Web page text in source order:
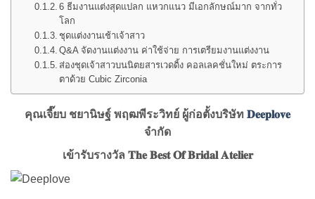
6 ธีมงานแต่งสุดแปลก แหวกแนว มีเอกลักษณ์มาก จากทั่ว
โลก
ชุดแต่งงานเช้าเจ้าสาว
Q&A จัดงานแต่งงาน ค่าใช้จ่าย การเตรียมงานแต่งงาน
ส่องชุดเจ้าสาวบนนิตยสารเวดดิ้ง คอลเลคชั่นใหม่ ตระการ
ตาด้วย Cubic Zirconia
คุณเจี๊ยบ ชยานิษฐ์ พฤฒพีระวิทย์ ผู้ก่อตั้งบริษัท 𝐃𝐞𝐞𝐩𝐥𝐨𝐯𝐞
จำกัด
เข้ารับรางวัล 𝐓𝐡𝐞 𝐁𝐞𝐬𝐭 𝐎𝐟 𝐁𝐫𝐢𝐝𝐚𝐥 𝐀𝐭𝐞𝐥𝐢𝐞𝐫